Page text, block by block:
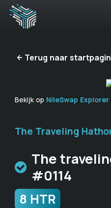
Terug naar
Bekijk op NileSwap Explorer
The Traveling
The
#0114
8 HTR